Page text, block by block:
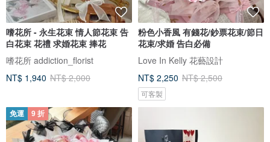
嗜花所 - 永生花束 情人節花束 告
白花束 花禮 求婚花束 捧花
嗜花所 addiction_florist
NT$ 1,940 NT$ 2,000
粉色小香風 有錢花/鈔票花束/節日
花束/求婚 告白必備
Love In Kelly 花藝設計
NT$ 2,250 NT$ 2,500
可客製
免運 9 折